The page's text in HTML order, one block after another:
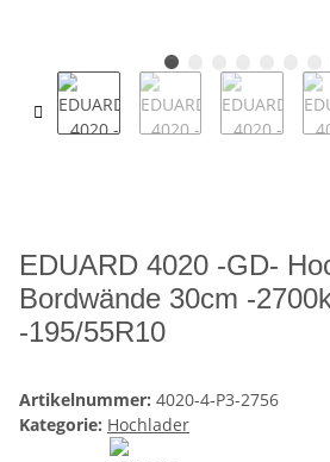
EDUARD 4020 -GD-
Bordwände 30cm -
-195/55R10
Artikelnummer: 4020-4-P3-2756
Kategorie: Hochlader